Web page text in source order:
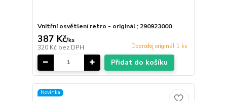
Vnitřní osvětlení retro - originál ; 290923000
387 Kč/ks
320 Kč bez DPH Doprodej originál 1 ks
Přidat do košíku
Novinka